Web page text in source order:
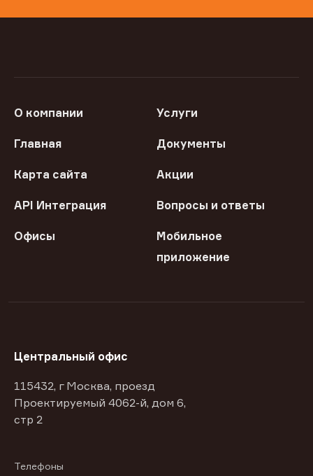
О компании Услуги
Главная Документы
Карта сайта Акции
API Интеграция Вопросы и ответы
Офисы
Мобильное
приложение
Центральный офис
115432, г Москва, проезд
Проектируемый 4062-й, дом 6,
стр 2
Телефоны